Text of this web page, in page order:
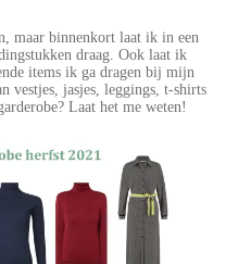
maar binnenkort laat ik in een
draag. Ook laat ik
items ik ga dragen bij mijn
vestjes, jasjes, leggings, t-shirts
Laat het me weten!